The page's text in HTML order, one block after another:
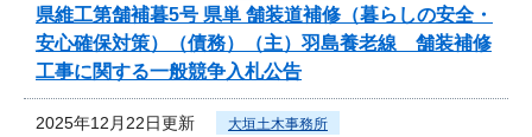
県維工第舗補暮5号 県単 舗装道補修（暮らしの安全・
安心確保対策）（債務）（主）羽島養老線 舗装補修
工事に関する一般競争入札公告
2025年12月22日更新 大垣土木事務所